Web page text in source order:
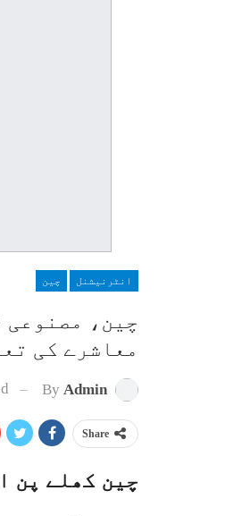
انٹرنیشنل چین
چین، مصنوعی
معاشرے کی
By Admin
Share
چین کھلے پن